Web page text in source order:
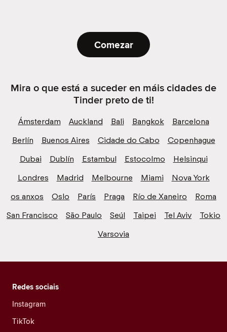
Comezar
Mira o que está a suceder en máis cidades de
Tinder preto de ti!
Ámsterdam Auckland Bali Bangkok
Barcelona
Berlín
Buenos Aires Cidade do Cabo
Copenhague
Dubai
Dublín Estambul Estocolmo
Helsinqui
Londres
Madrid Melbourne Miami
Nova York
os anxos
Oslo París Praga Río de Xaneiro
Roma
San Francisco
São Paulo Seúl Taipei Tel Aviv
Tokio
Varsovia
Redes sociais
Instagram
TikTok